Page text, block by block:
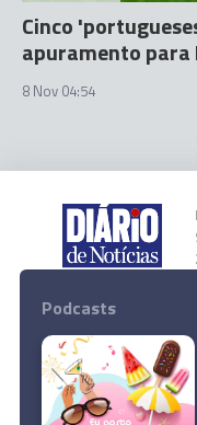
Cinco
apuramento
8 Nov 04:54
Podcasts